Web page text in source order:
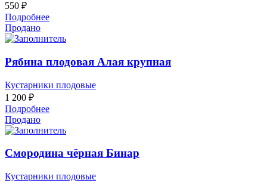
550 ₽
Подробнее
Продано
Рябина плодовая Алая крупная
Кустарники плодовые
1 200 ₽
Подробнее
Продано
Смородина чёрная Бинар
Кустарники плодовые